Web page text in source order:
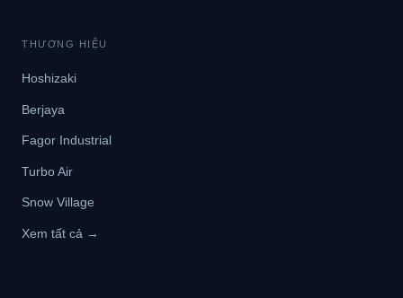
THƯƠNG HIỆU
Hoshizaki
Berjaya
Fagor Industrial
Turbo Air
Snow Village
Xem tất cả →